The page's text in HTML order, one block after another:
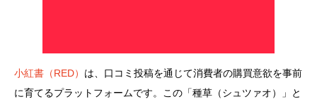
小紅書（RED） は、口コミ投稿を通じて消費者の購買意欲を事前
に育てるプラットフォームです。この「種草（シュツァオ）」と